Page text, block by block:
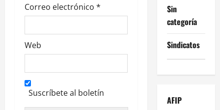
Correo electrónico *
Web
Suscríbete al boletín
Sin
categoría
Sindicatos
AFIP